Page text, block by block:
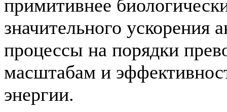
примитивнее
значительного ускорения
процессы на порядки
масштабам и
энергии.